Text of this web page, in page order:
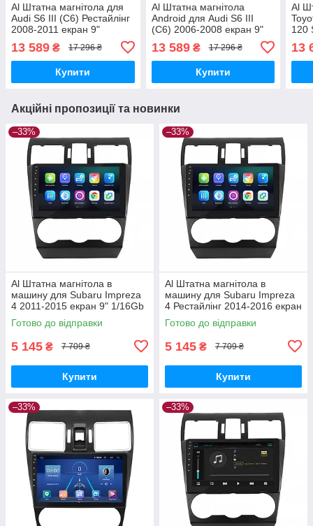
Al Штатна магнітола для
Audi S6 III (C6) Рестайлінг
2008-2011 екран 9"
2/32Gb 4G Wi-Fi GPS Top
Android
13 589 ₴ 17 296 ₴
Купити
Al Штатна магнітола
Android для Audi S6 III
(C6) 2006-2008 екран 9"
2/32Gb 4G Wi-Fi GPS Top
13 589₴ 17 296 ₴
Купити
Al
120
4/
13
Акційні пропозиції та новинки
–33%
Al Штатна магнітола в
машину для Subaru Impreza
4 2011-2015 екран 9" 1/16Gb
Wi-Fi GPS Base
Готово до відправки
5 145 ₴ 7 709 ₴
Купити
–33%
Al Штатна магнітола в
машину для Subaru Impreza
4 Рестайлінг 2014-2016 екран
9" 1/16Gb Wi-Fi GPS Base
Готово до відправки
5 145 ₴ 7 709 ₴
Купити
–33% –33%